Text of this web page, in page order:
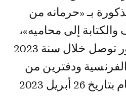
بـ «حرمانه من
إلى محاميه»،
فإن السجين المذكور توصل خلال سنة 2023
ودفترين من
الحجم الكبير. كما قام بتاريخ 26 أبريل 2023